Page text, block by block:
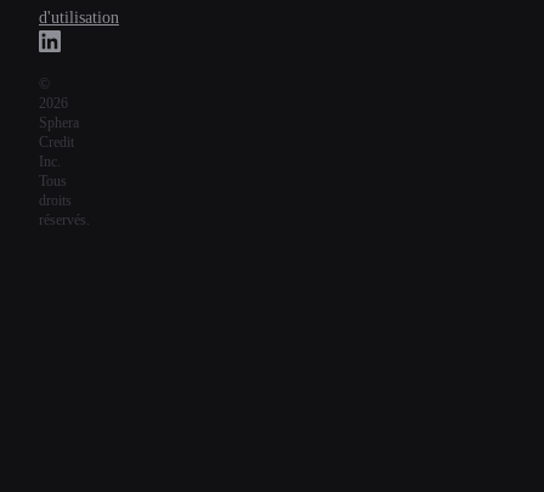
d'utilisation
©
2026
Sphera
Credit
Inc.
Tous
droits
réservés.